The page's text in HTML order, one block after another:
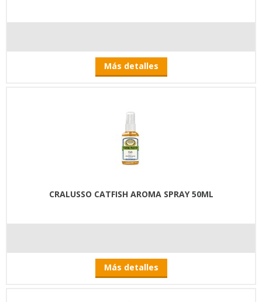
Más detalles
CRALUSSO CATFISH AROMA SPRAY 50ML
Más detalles